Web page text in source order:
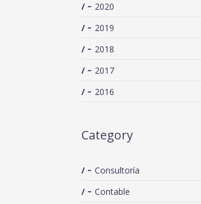
2020
2019
2018
2017
2016
Category
Consultoría
Contable